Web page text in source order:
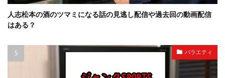
人志松本の酒のツマミになる話の見逃し配信や過去回の動画配信
はある？
バラエティ